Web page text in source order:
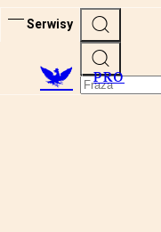
Serwisy
PRO